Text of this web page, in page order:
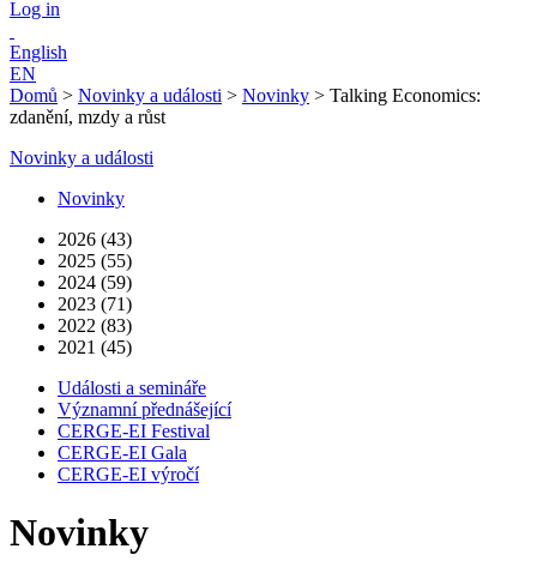
Log in
English
EN
Domů > Novinky a události > Novinky > Talking Economics:
zdanění, mzdy a růst
Novinky a události
Novinky
2026 (43)
2025 (55)
2024 (59)
2023 (71)
2022 (83)
2021 (45)
Události a semináře
Významní přednášející
CERGE-EI Festival
CERGE-EI Gala
CERGE-EI výročí
Novinky